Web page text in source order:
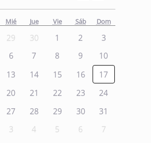
Mié Jue Vie Sáb Dom
29 30 1 2
3
6 7 8 9
10
13 14 15 16
17
20 21 22 23
24
27 28 29 30
31
3 4 5 6 7